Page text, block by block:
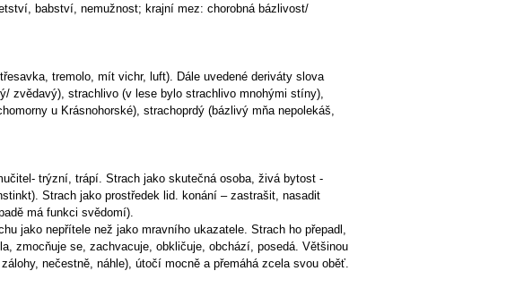
babství, nemužnost; krajní mez: chorobná bázlivost/
tremolo, mít vichr, luft). Dále uvedené deriváty slova
zvědavý), strachlivo (v lese bylo strachlivo mnohými stíny),
u Krásnohorské), strachoprdý (bázlivý mňa nepolekáš,
trýzní, trápí. Strach jako skutečná osoba, živá bytost -
Strach jako prostředek lid. konání – zastrašit, nasadit
má funkci svědomí).
jako nepřítele než jako mravního ukazatele. Strach ho přepadl,
zmocňuje se, zachvacuje, obkličuje, obchází, posedá. Většinou
nečestně, náhle), útočí mocně a přemáhá zcela svou oběť.